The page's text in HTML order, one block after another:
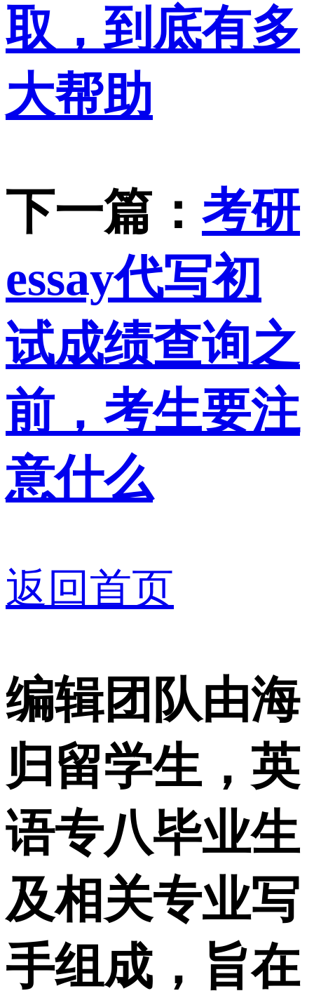
取，到底有多
大帮助
下一篇： 考研
essay代写初
试成绩查询之
前，考生要注
意什么
返回首页
编辑团队由海
归留学生，英
语专八毕业生
及相关专业写
手组成，旨在